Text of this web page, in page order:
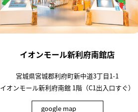
イオンモール新利府南館店
宮城県宮城郡利府町新中道3丁目1-1
イオンモール新利府南館 1階（C1出入口すぐ）
google map